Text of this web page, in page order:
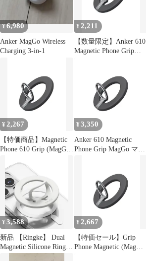
¥6,980
Anker MagGo Wireless
Charging 3-in-1
¥2,211
【数量限定】Anker 610
Magnetic Phone Grip
ット式/バンカーリング/
スマホスタンド機能】
MagSafe対応iPhoneシリ
ーズ専用 (ブラック)
¥ 2,267
【特価商品】Magnetic
Phone 610 Grip (MagGo)
ング)MagSafe対応
iPhoneシリーズ専用
Anker (ブラック)
¥ 3,350
Anker 610 Magnetic
Phone Grip MagGo マグ
ーズ専用 ブラック
¥3,588
新品 【Ringke】 Dual
Magnetic Silicone Ring
MagSafeケース対応 両
¥ 2,667
【特価セール】Grip
Phone Magnetic (MagGo)